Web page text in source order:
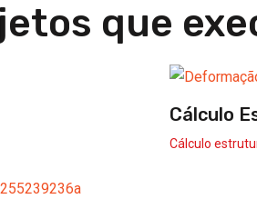
que
Cálculo
Cálculo